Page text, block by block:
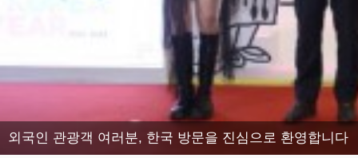
외국인 관광객 여러분, 한국 방문을 진심으로 환영합니다